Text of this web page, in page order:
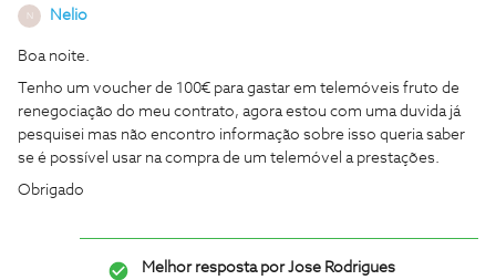
N Nelio
Boa noite.
Tenho um voucher de 100€ para gastar em telemóveis fruto de
renegociação do meu contrato, agora estou com uma duvida já
pesquisei mas não encontro informação sobre isso queria saber
se é possível usar na compra de um telemóvel a prestações.
Obrigado
Melhor resposta porJose Rodrigues